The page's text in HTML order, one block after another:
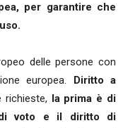
per garantire che
delle persone con
europea. Diritto a
richieste, la prima è di
voto e il diritto di